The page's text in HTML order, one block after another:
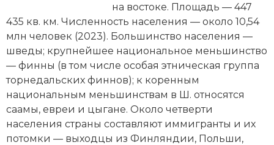
Европа
Историческая география и топонимика
История материальной и духовной культуры
История международных отношений
на востоке. Площадь — 447
435 кв. км. Численность населения — около 10,54
млн человек (2023). Большинство населения —
шведы; крупнейшее национальное меньшинство
— финны (в том числе особая этническая группа
торнедальских финнов); к коренным
национальным меньшинствам в Ш. относятся
саамы, евреи и цыгане. Около четверти
населения страны составляют иммигранты и их
потомки — выходцы из Финляндии, Польши,